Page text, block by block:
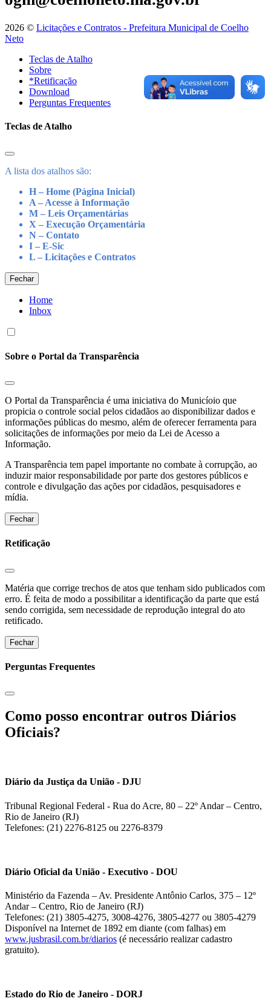
2026 © Licitações e Contratos - Prefeitura Municipal de Coelho
Neto
Teclas de Atalho
Sobre
*Retificação
Download
Perguntas Frequentes
Teclas de Atalho
A lista dos atalhos são:
H – Home (Página Inicial)
A – Acesse à Informação
M – Leis Orçamentárias
X – Execução Orçamentária
N – Contato
I – E-Sic
L – Licitações e Contratos
Fechar
Home
Inbox
Sobre o Portal da Transparência
O Portal da Transparência é uma iniciativa do Municíoio que
propicia o controle social pelos cidadãos ao disponibilizar dados e
informações públicas do mesmo, além de oferecer ferramenta para
solicitações de informações por meio da Lei de Acesso a
Informação.
A Transparência tem papel importante no combate à corrupção, ao
induzir maior responsabilidade por parte dos gestores públicos e
controle e divulgação das ações por cidadãos, pesquisadores e
mídia.
Fechar
Retificação
Matéria que corrige trechos de atos que tenham sido publicados com
erro. É feita de modo a possibilitar a identificação da parte que está
sendo corrigida, sem necessidade de reprodução integral do ato
retificado.
Fechar
Perguntas Frequentes
Como posso encontrar outros Diários
Oficiais?
Diário da Justiça da União - DJU
Tribunal Regional Federal - Rua do Acre, 80 – 22º Andar – Centro,
Rio de Janeiro (RJ)
Telefones: (21) 2276-8125 ou 2276-8379
Diário Oficial da União - Executivo - DOU
Ministério da Fazenda – Av. Presidente Antônio Carlos, 375 – 12º
Andar – Centro, Rio de Janeiro (RJ)
Telefones: (21) 3805-4275, 3008-4276, 3805-4277 ou 3805-4279
Disponível na Internet de 1892 em diante (com falhas) em
www.jusbrasil.com.br/diarios (é necessário realizar cadastro
gratuito).
Estado do Rio de Janeiro - DORJ